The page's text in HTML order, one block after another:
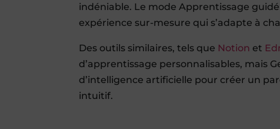
indéniable. Le mode Apprentissage
expérience sur-mesure qui s’adapte à
Des outils similaires, tels que Notion et
d’apprentissage personnalisables, mais
d’intelligence artificielle pour créer un
intuitif.